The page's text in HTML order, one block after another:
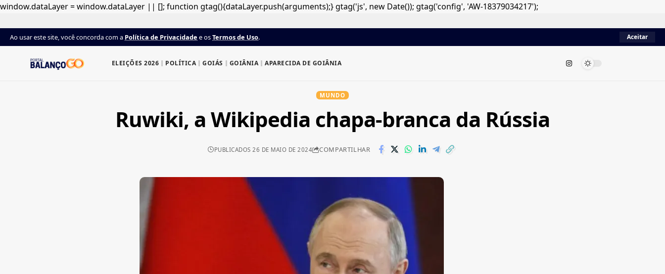
window.dataLayer = window.dataLayer || []; function gtag(){dataLayer.push(arguments);} gtag('js', new Date()); gtag('config', 'AW-18379034217');
Ao usar este site, você concorda com a Política de Privacidade e osTermos de Uso. Aceitar
ELEIÇÕES 2026 POLÍTICA GOIÁS GOIÂNIA APARECIDA DE GOIÂNIA
MUNDO
Ruwiki, a Wikipedia chapa-branca da Rússia
PUBLICADOS 26 DE MAIO DE 2024 COMPARTILHAR